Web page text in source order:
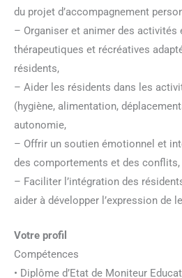
du projet d’accompagnement
– Organiser et animer des activités
thérapeutiques et récréatives
résidents,
– Aider les résidents dans les
(hygiène, alimentation,
autonomie,
– Offrir un soutien émotionnel et
des comportements et des conflits,
– Faciliter l’intégration des
aider à développer l’expression de
Votre profil
Compétences
• Diplôme d’Etat de Moniteur